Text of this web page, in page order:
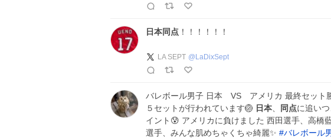
日本同点 ！！！！！！
LA SEPT @ LaDixSept
バレボール男子 日本 VS アメリカ 最終セット
５セットが行われています🏐 日本 同点に追い
イント😰 アメリカに負けました 西田選手、高橋
選手、みんな肌めちゃくちゃ綺麗✨ #バレボール